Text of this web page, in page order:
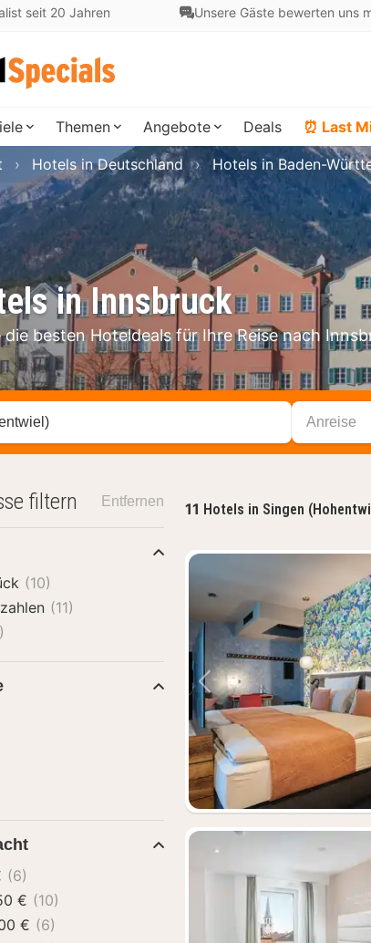
seit 20 Jahren Unsere Gäste bewerten uns
Themen Angebote Deals ⏰ Last
in Innsbruck
die besten Hoteldeals für Ihre Reise nach
Hotels in Deutschland Hotels in Baden-
oder Hotel suchen Anreise
11 Hotels in Singen
Vorheriges Bild
filtern Entfernen
(10)
(11)
(6)
bis 150 € (10)
bis 200 € (6)